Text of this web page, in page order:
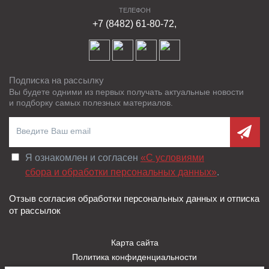
лестниц, подпорных стен и других разновидностей
ограждений, а также для отделки хозяйственных
Компания ФАРБШТАЙН изготавливает качественные
сплиттерные блоки с высокими техническими и
условиях сурового российского климата, поэтому
отлично выдерживают действие влаги и резкие
Блоки для забора выпускаются в больших габаритах.
заменой кирпичной кладки и позволяет домовладельцу
снизить расходы на строительство и отделку примерно
на 30–40%. Окрашивание плит осуществляется по
ТЕЛЕФОН
+7 (8482) 61-80-72,
Подписка на рассылку
Вы будете одними из первых получать актуальные новости
и подборку самых полезных материалов.
Я ознакомлен и согласен «C условиями
сбора и обработки персональных данных».
Отзыв согласия обработки персональных данных и отписка
от рассылок
Карта сайта
Политика конфиденциальности